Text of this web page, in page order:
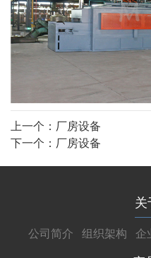
上一个： 厂房设备
下一个： 厂房设备
关
公司简介 组织架构 企